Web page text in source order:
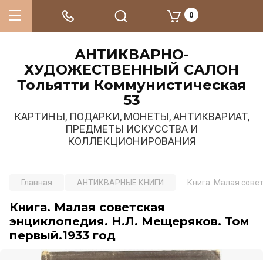
АНТИКВАРНО-
ХУДОЖЕСТВЕННЫЙ САЛОН
Тольятти Коммунистическая
53
КАРТИНЫ, ПОДАРКИ, МОНЕТЫ, АНТИКВАРИАТ,
ПРЕДМЕТЫ ИСКУССТВА И
КОЛЛЕКЦИОНИРОВАНИЯ
0
Главная АНТИКВАРНЫЕ КНИГИ Книга. Малая
Книга. Малая советская
энциклопедия. Н.Л. Мещеряков. Том
первый.1933 год